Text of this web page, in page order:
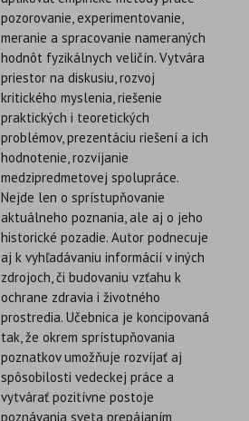
pozorovanie, experimentovanie,
meranie a spracovanie nameraných
hodnôt fyzikálnych veličín. Vytvára
priestor na diskusiu, rozvoj
kritického myslenia, riešenie
praktických i teoretických
problémov, prezentáciu riešení a ich
hodnotenie, rozvíjanie
medzipredmetovej spolupráce.
Nejde len o sprístupňovanie
aktuálneho poznania, ale aj o jeho
historické pozadie. Autor podnecuje
aj k vyhľadávaniu informácií v iných
zdrojoch, či budovaniu vzťahu k
ochrane zdravia i životného
prostredia. Učebnica je koncipovaná
tak, že okrem sprístupňovania
poznatkov umožňuje rozvíjať aj
spôsobilosti vedeckej práce a
vytvárať pozitívne postoje
poznávania sveta prepájaním